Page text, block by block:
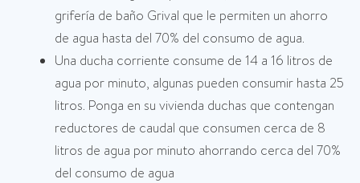
grifería de baño Grival que le permiten un ahorro
de agua hasta del 70% del consumo de agua.
Una ducha corriente consume de 14 a 16 litros de
agua por minuto, algunas pueden consumir hasta 25
litros. Ponga en su vivienda duchas que contengan
reductores de caudal que consumen cerca de 8
litros de agua por minuto ahorrando cerca del 70%
del consumo de agua